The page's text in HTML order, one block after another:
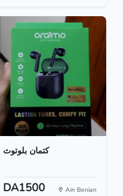
كتمان بلوتوث
DA1500 Ain Benian